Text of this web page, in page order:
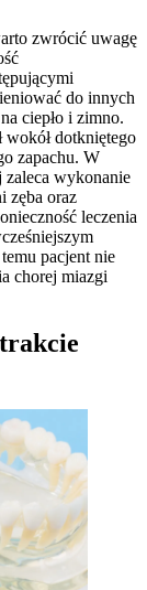
zwrócić uwagę
do innych
ciepło i zimno.
wokół dotkniętego
zapachu. W
zaleca wykonanie
zęba oraz
leczenia
pacjent nie
chorej miazgi